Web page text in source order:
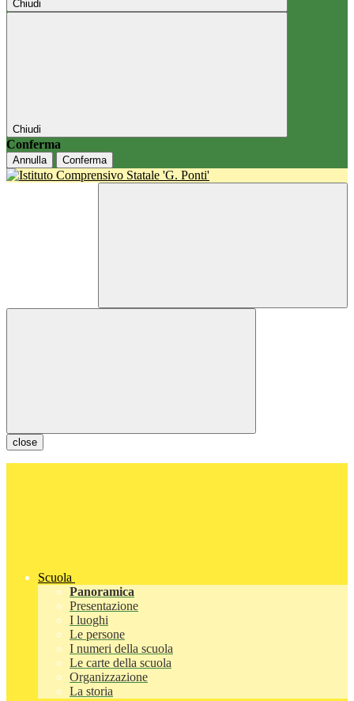
Chiudi
Chiudi
Conferma
Annulla Conferma
close
Scuola
Panoramica
Presentazione
I luoghi
Le persone
I numeri della scuola
Le carte della scuola
Organizzazione
La storia